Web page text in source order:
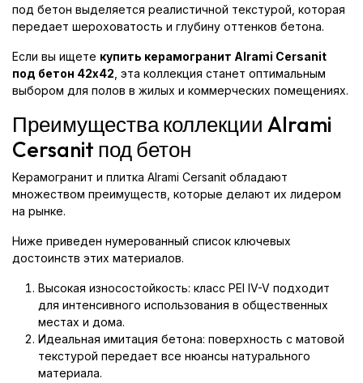
под бетон выделяется реалистичной текстурой, которая
передает шероховатость и глубину оттенков бетона.
Если вы ищете купить керамогранит Alrami Cersanit
под бетон 42x42 , эта коллекция станет оптимальным
выбором для полов в жилых и коммерческих помещениях.
Преимущества коллекции Alrami
Cersanit под бетон
Керамогранит и плитка Alrami Cersanit обладают
множеством преимуществ, которые делают их лидером
на рынке.
Ниже приведен нумерованный список ключевых
достоинств этих материалов.
Высокая износостойкость: класс PEI IV-V подходит
для интенсивного использования в общественных
местах и дома.
Идеальная имитация бетона: поверхность с матовой
текстурой передает все нюансы натурального
материала.